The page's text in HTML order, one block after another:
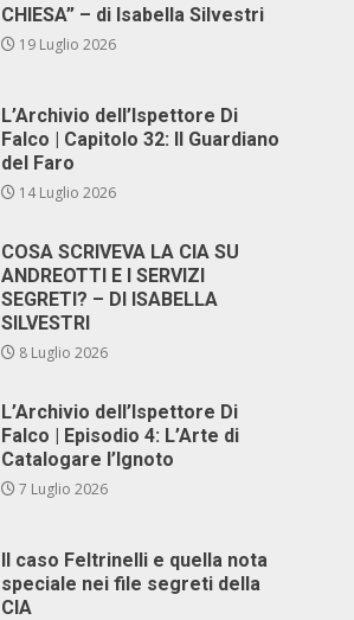
CHIESA” – di Isabella Silvestri
19 Luglio 2026
L’Archivio dell’Ispettore Di
Falco | Capitolo 32: Il Guardiano
del Faro
14 Luglio 2026
COSA SCRIVEVA LA CIA SU
ANDREOTTI E I SERVIZI
SEGRETI? – DI ISABELLA
SILVESTRI
8 Luglio 2026
L’Archivio dell’Ispettore Di
Falco | Episodio 4: L’Arte di
Catalogare l’Ignoto
7 Luglio 2026
Il caso Feltrinelli e quella nota
speciale nei file segreti della
CIA